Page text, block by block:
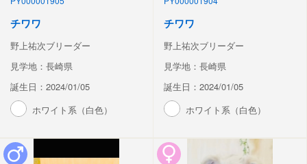
チワワ
野上祐次ブリーダー
見学地：長崎県
誕生日：2024/01/05
ホワイト系（白色）
チワワ
野上祐次ブリーダー
見学地：長崎県
誕生日：2024/01/05
ホワイト系（白色）